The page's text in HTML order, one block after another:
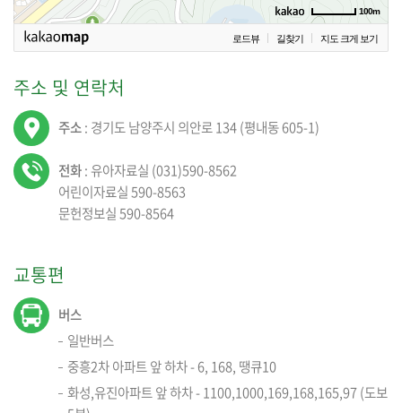
100m
로드뷰 길찾기 지도 크게 보기
주소 및 연락처
주소: 경기도 남양주시 의안로 134 (평내동 605-1)
전화: 유아자료실 (031)590-8562
어린이자료실 590-8563
문헌정보실 590-8564
교통편
버스
일반버스
중흥2차 아파트 앞 하차 - 6, 168, 땡큐10
화성,유진아파트 앞 하차 - 1100,1000,169,168,165,97 (도보